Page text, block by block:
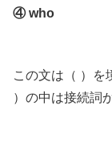
④ who
この文は（ ）を
）の中は接続詞